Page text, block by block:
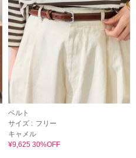
ベルト
サイズ : フリー
キャメル
¥9,625 30%OFF